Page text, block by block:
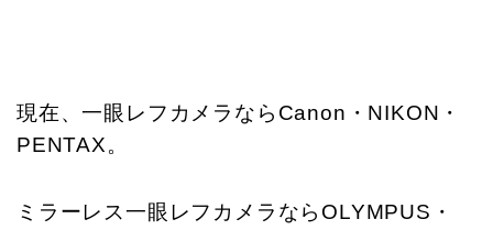
現在、一眼レフカメラならCanon・NIKON・
PENTAX。
ミラーレス一眼レフカメラならOLYMPUS・